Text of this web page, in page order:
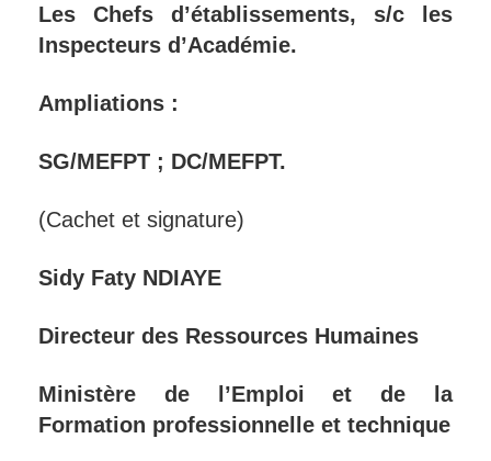
Les Chefs d’établissements, s/c les
Inspecteurs d’Académie.
Ampliations :
SG/MEFPT ; DC/MEFPT.
(Cachet et signature)
Sidy Faty NDIAYE
Directeur des Ressources Humaines
Ministère de l’Emploi et de la
Formation professionnelle et technique